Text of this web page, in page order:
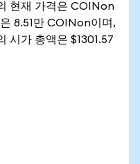
현재 가격은 COINon
8.51만 COINon이며,
시가 총액은 $1301.57